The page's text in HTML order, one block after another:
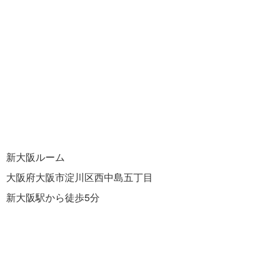
新大阪ルーム
大阪府大阪市淀川区西中島五丁目
新大阪駅から徒歩5分